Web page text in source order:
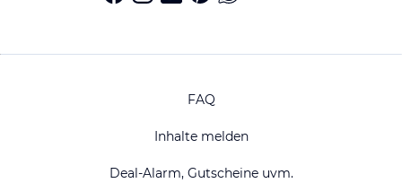
FAQ
Inhalte melden
Deal-Alarm, Gutscheine uvm.